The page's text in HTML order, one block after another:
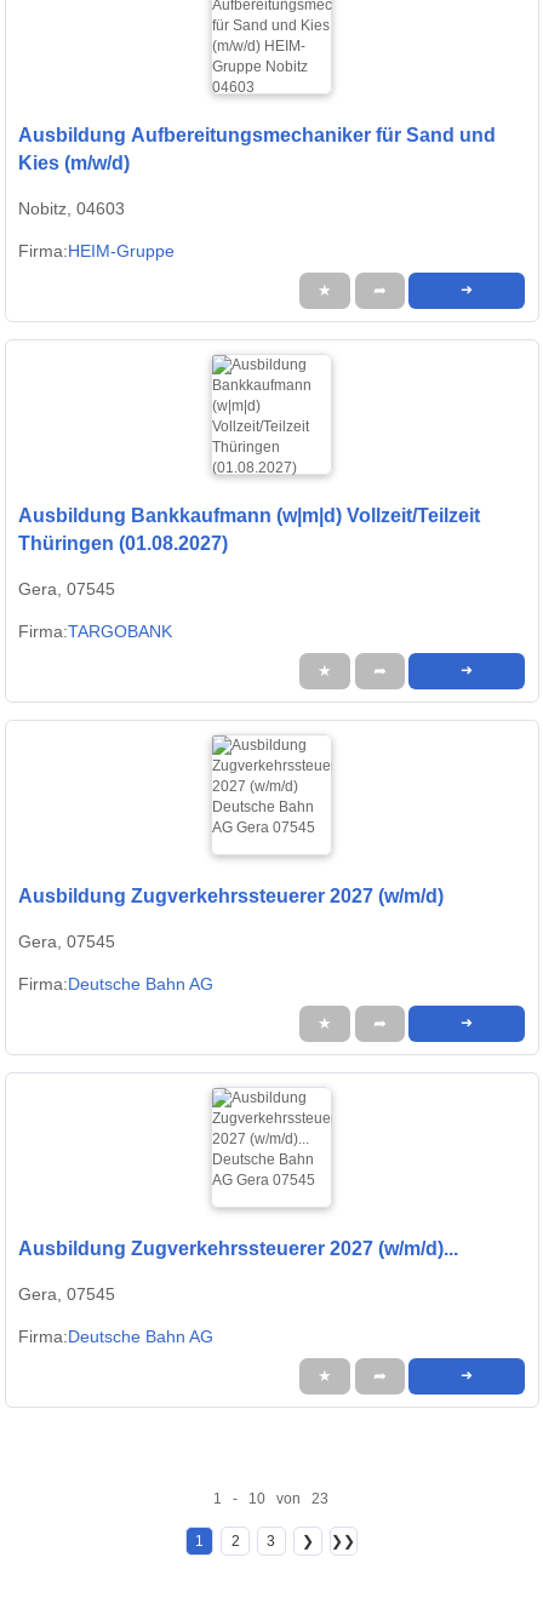
Ausbildung Aufbereitungsmechaniker für Sand und
Kies (m/w/d)
Nobitz, 04603
Firma:HEIM-Gruppe
★ ➦ ➜
Ausbildung Bankkaufmann (w|m|d) Vollzeit/Teilzeit
Thüringen (01.08.2027)
Gera, 07545
Firma:TARGOBANK
★ ➦ ➜
Ausbildung Zugverkehrssteuerer 2027 (w/m/d)
Gera, 07545
Firma:Deutsche Bahn AG
★ ➦ ➜
Ausbildung Zugverkehrssteuerer 2027 (w/m/d)...
Gera, 07545
Firma:Deutsche Bahn AG
★ ➦ ➜
1 - 10 von 23
1 2 3 ❯ ❯❯